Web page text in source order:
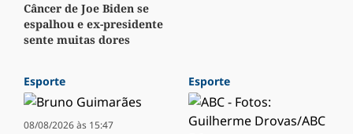
Câncer de Joe Biden se
espalhou e ex-presidente
sente muitas dores
Esporte
08/08/2026 às 15:47
Esporte